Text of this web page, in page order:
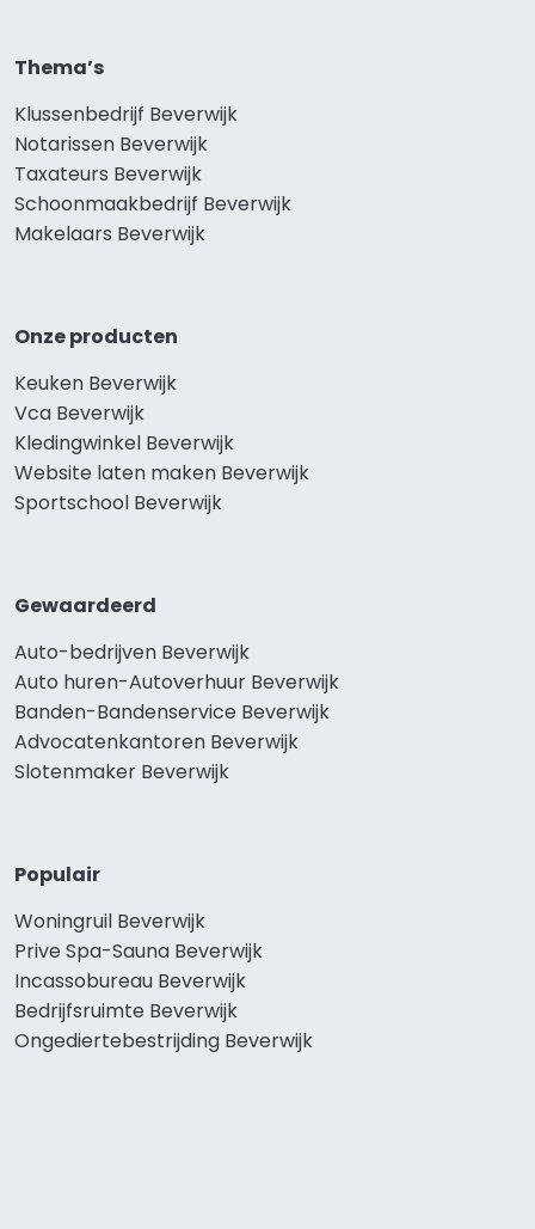
Thema’s
Klussenbedrijf Beverwijk
Notarissen Beverwijk
Taxateurs Beverwijk
Schoonmaakbedrijf Beverwijk
Makelaars Beverwijk
Onze producten
Keuken Beverwijk
Vca Beverwijk
Kledingwinkel Beverwijk
Website laten maken Beverwijk
Sportschool Beverwijk
Gewaardeerd
Auto-bedrijven Beverwijk
Auto huren-Autoverhuur Beverwijk
Banden-Bandenservice Beverwijk
Advocatenkantoren Beverwijk
Slotenmaker Beverwijk
Populair
Woningruil Beverwijk
Prive Spa-Sauna Beverwijk
Incassobureau Beverwijk
Bedrijfsruimte Beverwijk
Ongediertebestrijding Beverwijk